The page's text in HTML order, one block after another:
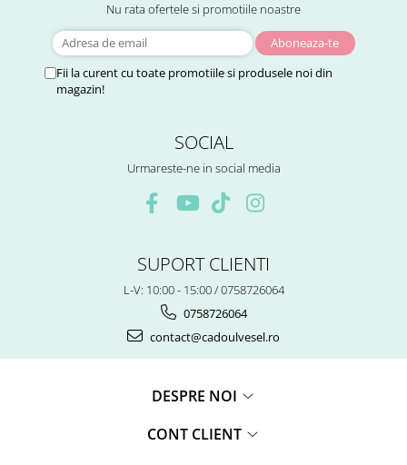
Nu rata ofertele si promotiile noastre
Fii la curent cu toate promotiile si produsele noi din
magazin!
SOCIAL
Urmareste-ne in social media
SUPORT CLIENTI
L-V: 10:00 - 15:00 / 0758726064
0758726064
contact@cadoulvesel.ro
DESPRE NOI
CONT CLIENT